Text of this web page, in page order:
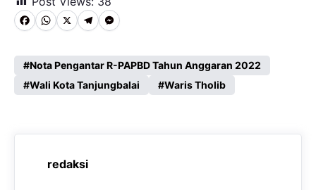
F
c
e
o
W
a
t
A
p
X T
l
e
r
a
M
s
s
n
Nota Pengantar R-PAPBD Tahun Anggaran 2022
Wali Kota Tanjungbalai
Waris Tholib
redaksi